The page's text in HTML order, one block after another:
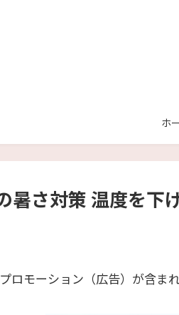
ホ
暑さ対策 温度を下
ロモーション（広告）が含ま